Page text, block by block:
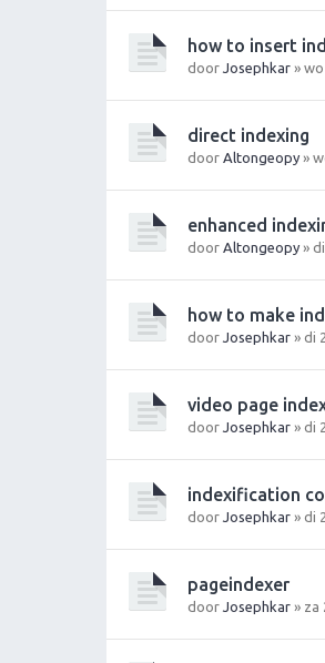
how to insert
door Josephkar »
direct indexing
door Altongeopy »
enhanced
door Altongeopy »
how to make
door Josephkar » di
video page
door Josephkar » di
indexification
door Josephkar » di
pageindexer
door Josephkar » za